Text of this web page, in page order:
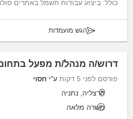
כולל: ביצוע עבודות חשמל באתרים
הגש מועמדות
דרוש/ה מנהל/ת מפעל
פורסם לפני 5 דקות ע"י חסוי
הרצליה, נתניה
משרה מלאה